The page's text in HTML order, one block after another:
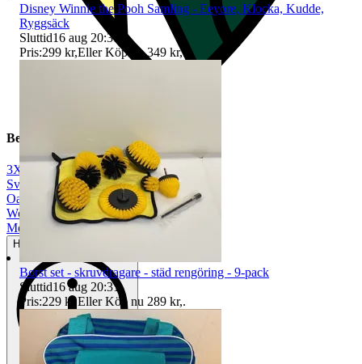
Beskrivning
3XL
Svart
Oanvänt
Woolpower|
Merinoull
Helt ny och aldrig använd
Disney Winnie the Pooh Samling - Eeyore, Klocka, Kudde,
Ryggsäck
Sluttid16 aug 20:31
Pris:299 kr,Eller Köp nu 349 kr,.
Borst set - skruvdragare - städ rengöring - 9-pack
Sluttid16 aug 20:31 .
Pris:229 kr ,Eller Köp nu 289 kr,.